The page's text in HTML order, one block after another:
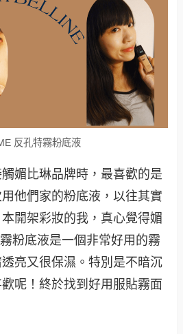
反孔特霧粉底液
媚比琳品牌時，最喜歡的是
他們家的粉底液，以往其實
開架彩妝的我，真心覺得媚
粉底液是一個非常好用的霧
亮又很保濕。特別是不暗沉
呢！終於找到好用服貼霧面